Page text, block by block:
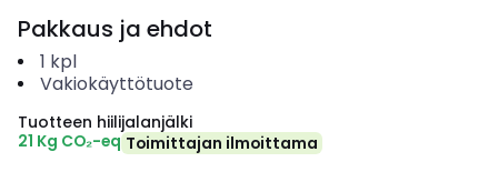
Pakkaus ja ehdot
1 kpl
Vakiokäyttötuote
Tuotteen hiilijalanjälki
21 Kg CO₂-eq Toimittajan ilmoittama